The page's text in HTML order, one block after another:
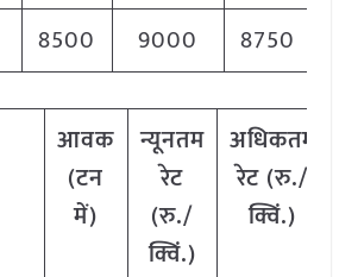
8500 9000 8750
आवक
(टन
में)
न्यूनतम
रेट
(रु./
क्विं.)
अधिकतम
रेट (रु./
क्विं.)